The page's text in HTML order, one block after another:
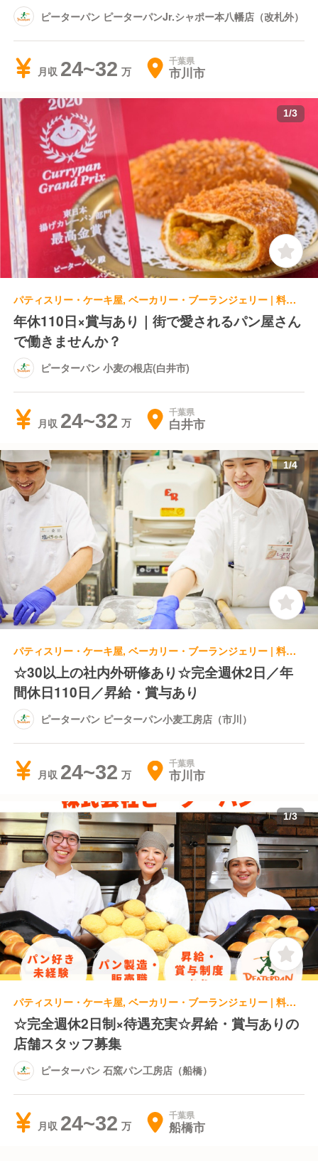
ピーターパン ピーターパンJr.シャポー本八幡店（改札外）
月収 24~32 千葉県
市川市
1/3
パティスリー・ケーキ屋, ベーカリー・ブーランジェリー | 料理長・料理長候補 | ピーターパン 小麦の根店(白井市)
年休110日×賞与あり｜街で愛されるパン屋さん
で働きませんか？
ピーターパン 小麦の根店(白井市)
月収 24~32 千葉県
白井市
1/4
パティスリー・ケーキ屋, ベーカリー・ブーランジェリー | 料理長・料理長候補 | ピーターパン ピーターパン小麦工房店（市川）
☆30以上の社内外研修あり☆完全週休2日／年
間休日110日／昇給・賞与あり
ピーターパン ピーターパン小麦工房店（市川）
月収 24~32 千葉県
市川市
1/3
パティスリー・ケーキ屋, ベーカリー・ブーランジェリー | 料理長・料理長候補 | ピーターパン 石窯パン工房店（船橋）
☆完全週休2日制×待遇充実☆昇給・賞与ありの
店舗スタッフ募集
ピーターパン 石窯パン工房店（船橋）
月収 24~32 千葉県
船橋市